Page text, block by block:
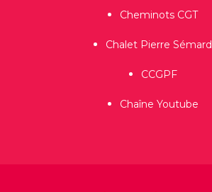
Cheminots CGT
Chalet Pierre Sémard
CCGPF
Chaîne Youtube